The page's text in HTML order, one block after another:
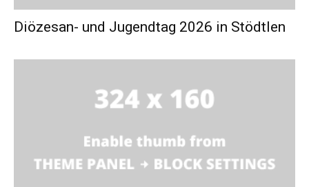
Diözesan- und Jugendtag 2026 in Stödtlen